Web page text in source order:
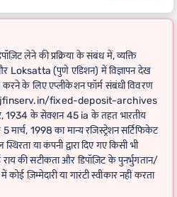
लेने की प्रक्रिया के संबंध में, व्यक्ति
Loksatta (पुणे एडिशन) में विज्ञापन देख
करने के लिए एप्लीकेशन फॉर्म संबंधी विवरण
fixed-deposit-archives
1934 के सेक्शन 45 ia के तहत भारतीय
5 मार्च, 1998 का मान्य रजिस्ट्रेशन सर्टिफिकेट
या कंपनी द्वारा दिए गए किसी भी
राय की सटीकता और डिपॉज़िट के पुनर्भुगतान/
ज़िम्मेदारी या गारंटी स्वीकार नहीं करता